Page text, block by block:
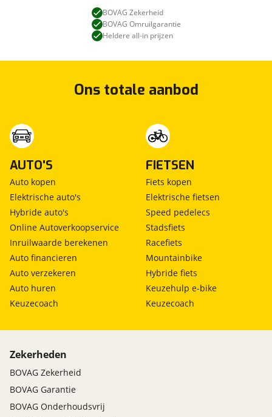
BOVAG Zekerheid
BOVAG Omruilgarantie
Heldere all-in prijzen
Ons totale aanbod
AUTO'S
Auto kopen
Elektrische auto's
Hybride auto's
Online Autoverkoopservice
Inruilwaarde berekenen
Auto financieren
Auto verzekeren
Auto huren
Keuzecoach
FIETSEN
Fiets kopen
Elektrische fietsen
Speed pedelecs
Stadsfiets
Racefiets
Mountainbike
Hybride fiets
Keuzehulp e-bike
Keuzecoach
Zekerheden
BOVAG Zekerheid
BOVAG Garantie
BOVAG Onderhoudsvrij